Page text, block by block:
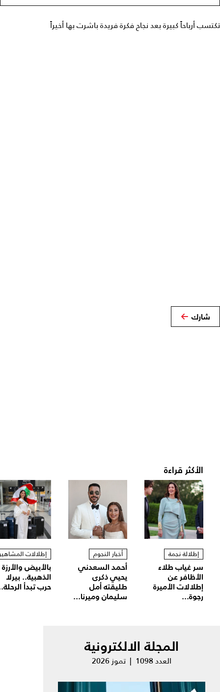
تكتسب أرباحاً كبيرة بعد نجاح فكرة فريدة باشرت بها أخيراً
شارك
الأكثر قراءة
إطلالة نجمة
سر غياب طلاء
الأظافر عن
إطلالات الأميرة
رجوة...
أخبار النجوم
أحمد السعدني
يحيي ذكرى
طليقته أمل
سليمان وميرنا...
إطلالات
بالأبيض والأرزة
الذهبية.. بيرلا
حرب تبدأ
المجلة الالكترونية
العدد 1098 | تموز 2026